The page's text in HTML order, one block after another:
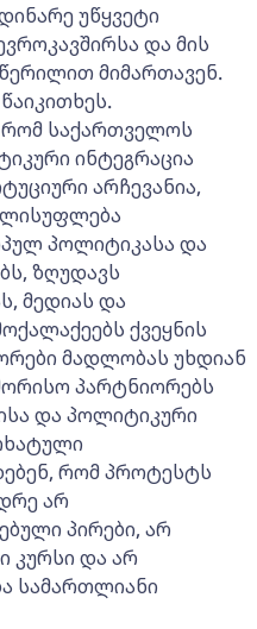
უწყვეტი
და მის
მიმართავენ.
რომ საქართველოს
ინტეგრაცია
არჩევანია,
პოლიტიკასა და
ზღუდავს
მედიას და
ქვეყნის
მადლობას უხდიან
პარტნიორებს
და პოლიტიკური
რომ პროტესტს
არ
პირები, არ
კურსი და არ
სამართლიანი